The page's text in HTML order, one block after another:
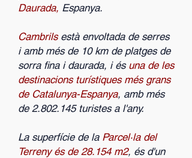
Daurada, Espanya.
Cambrils està envoltada de serres
i amb més de 10 km de platges de
sorra fina i daurada, i és una de les
destinacions turístiques més grans
de Catalunya-Espanya, amb més
de 2.802.145turistes a l'any.
La superfície de la Parcel·la del
Terreny és de 28.154 m2, és d'un